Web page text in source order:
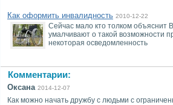
Как оформить инвалидность 2010-12-22
Сейчас мало кто толком объяснит
умалчивают о такой возможности
некоторая осведомленность
Комментарии:
Оксана 2014-12-07
Как можно начать дружбу с людьми с